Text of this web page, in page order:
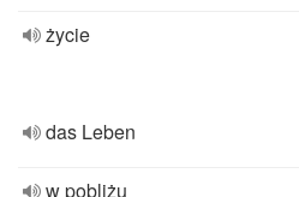
życie
das Leben
w pobliżu